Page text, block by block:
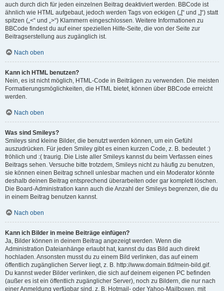
auch durch dich für jeden einzelnen Beitrag deaktiviert werden. BBCode ist
ähnlich wie HTML aufgebaut, jedoch werden Tags von eckigen („[“ und „]“) statt
spitzen („<“ und „>“) Klammern eingeschlossen. Weitere Informationen zu
BBCode findest du auf einer speziellen Hilfe-Seite, die von der Seite zur
Beitragserstellung aus zugänglich ist.
Nach oben
Kann ich HTML benutzen?
Nein, es ist nicht möglich, HTML-Code in Beiträgen zu verwenden. Die meisten
Formatierungsmöglichkeiten, die HTML bietet, können über BBCode erreicht
werden.
Nach oben
Was sind Smileys?
Smileys sind kleine Bilder, die benutzt werden können, um ein Gefühl
auszudrücken. Für jeden Smiley gibt es einen kurzen Code, z. B. bedeutet :)
fröhlich und :( traurig. Die Liste aller Smileys kannst du beim Verfassen eines
Beitrags sehen. Versuche bitte trotzdem, Smileys nicht zu häufig zu benutzen,
sie können einen Beitrag schnell unlesbar machen und ein Moderator könnte
deshalb deinen Beitrag entsprechend überarbeiten oder gar komplett löschen.
Die Board-Administration kann auch die Anzahl der Smileys begrenzen, die du
in einem Beitrag benutzen kannst.
Nach oben
Kann ich Bilder in meine Beiträge einfügen?
Ja, Bilder können in deinem Beitrag angezeigt werden. Wenn die
Administration Dateianhänge erlaubt hat, kannst du das Bild auch direkt
hochladen. Ansonsten musst du zu einem Bild verlinken, das auf einem
öffentlich zugänglichen Server liegt, z. B. http://www.domain.tld/mein-bild.gif.
Du kannst weder Bilder verlinken, die sich auf deinem eigenen PC befinden
(außer es ist ein öffentlich zugänglicher Server), noch zu Bildern, die nur nach
einer Anmeldung verfügbar sind, z. B. Hotmail- oder Yahoo-Mailboxen, mit